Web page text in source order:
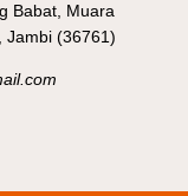
Babat, Muara
Jambi (36761)